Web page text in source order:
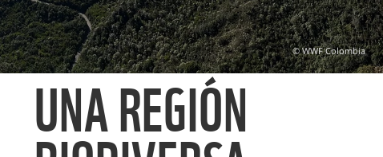
© WWF Colombia
UNA REGIÓN